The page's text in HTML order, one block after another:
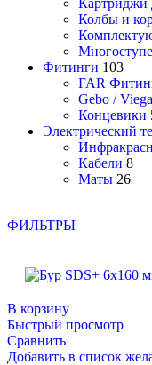
Колбы и
Фитинги 103
FAR
Gebo /
Концевики
Электрический
Кабели 8
Маты 26
ФИЛЬТРЫ
В корзину
Быстрый просмотр
Сравнить
Добавить в список